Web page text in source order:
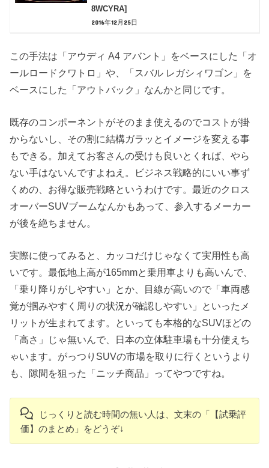
8WCYRA]
2016年12月25日
この手法は「アウディ A4 アバント」をベースにした「オ
ールロードクワトロ」や、「スバル レガシィワゴン」を
ベースにした「アウトバック」なんかと同じです。
既存のコンポーネントがそのまま使えるのでコストが掛
からないし、その割に結構ガラッとイメージを変える事
もできる。加えてお客さんの受けも良いとくれば、やら
ない手はないんですよねえ。ビジネス戦略的にいい事ず
くめの、お得な販売戦略というわけです。最近のクロス
オーバーSUVブームなんかもあって、参入するメーカー
が後を絶ちません。
実際に使ってみると、カッコだけじゃなくて実用性も高
いです。最低地上高が165mmと乗用車よりも高いんで、
「乗り降りがしやすい」とか、目線が高いので「車両感
覚が掴みやすく周りの状況が確認しやすい」といったメ
リットが生まれてます。といっても本格的なSUVほどの
「高さ」じゃ無いんで、日本の立体駐車場も十分使えち
ゃいます。がっつりSUVの市場を取りに行くというより
も、隙間を狙った「ニッチ商品」ってやつですね。
じっくりと読む時間の無い人は、文末の「【試乗評
価】のまとめ」をどうぞ↓